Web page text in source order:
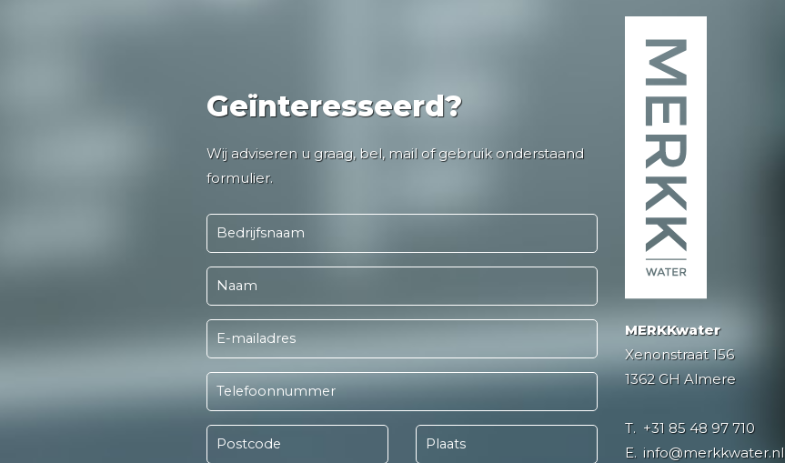
Geïnteresseerd?
Wij adviseren u graag, bel, mail of gebruik onderstaand
formulier.
MERKKwater
Xenonstraat 156
1362 GH Almere
T. +31 85 48 97 710
E. info@merkkwater.nl